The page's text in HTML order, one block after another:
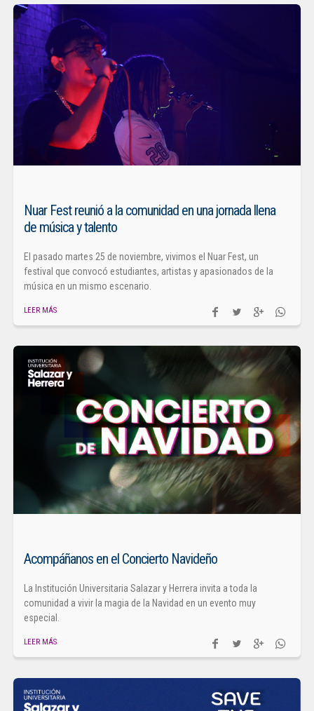
Nuar Fest reunió a la comunidad en una jornada llena
de música y talento
El pasado martes 25 de noviembre, vivimos el Nuar Fest, un
festival que convocó estudiantes, artistas y apasionados de la
música en un mismo escenario.
LEER MÁS
Acompáñanos en el Concierto Navideño
La Institución Universitaria Salazar y Herrera invita a toda la
comunidad a vivir la magia de la Navidad en un evento muy
especial.
LEER MÁS